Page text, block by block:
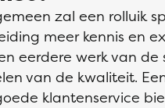
zal een rolluik
meer kennis en
eerdere werk van
van de kwaliteit.
klantenservice